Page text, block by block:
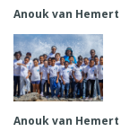
Anouk van Hemert
Anouk van Hemert